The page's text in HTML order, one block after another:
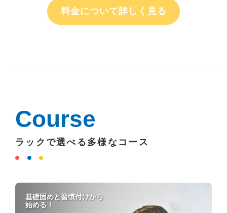
料金について詳しく見る
Course
ラックで選べる多様なコース
基礎固めと習慣付けから
始める！